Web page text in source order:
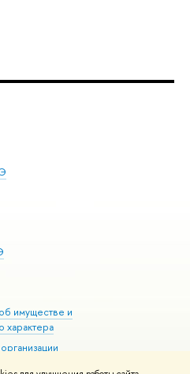
имуществе и
характера
здоровья